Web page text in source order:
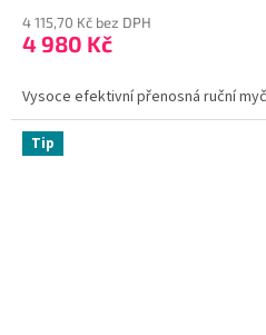
4 115,70 Kč bez DPH
4 980 Kč
Vysoce efektivní přenosná ruční
Tip